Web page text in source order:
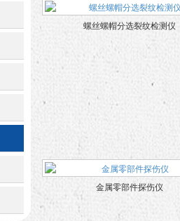
螺丝螺帽分选裂纹检测仪
金属零部件探伤仪